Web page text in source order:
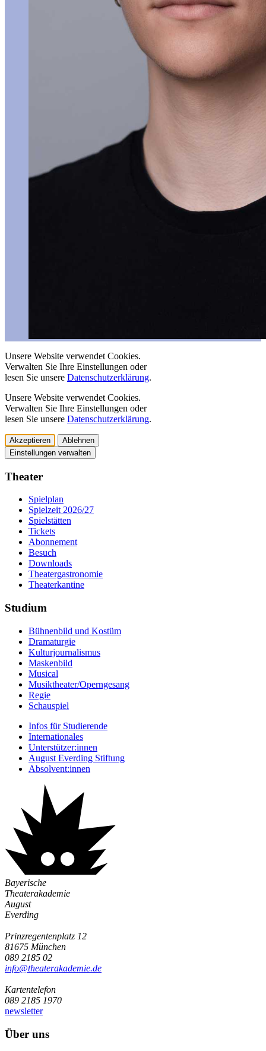
Unsere Website verwendet Cookies.
Verwalten Sie Ihre Einstellungen oder
lesen Sie unsere Datenschutzerklärung.
Unsere Website verwendet Cookies.
Verwalten Sie Ihre Einstellungen oder
lesen Sie unsere Datenschutzerklärung.
Akzeptieren
Ablehnen
Einstellungen verwalten
Theater
Spielplan
Spielzeit 2026/27
Spielstätten
Tickets
Abonnement
Besuch
Downloads
Theatergastronomie
Theaterkantine
Studium
Bühnenbild und Kostüm
Dramaturgie
Kulturjournalismus
Maskenbild
Musical
Musiktheater/­Operngesang
Regie
Schauspiel
Infos für Studierende
Internationales
Unterstützer:innen
August Everding Stiftung
Absolvent:innen
Bayerische
Theaterakademie
August
Everding
Prinzregentenplatz 12
81675 München
089 2185 02
info@­theaterakademie.de
Kartentelefon
089 2185 1970
newsletter
Über uns